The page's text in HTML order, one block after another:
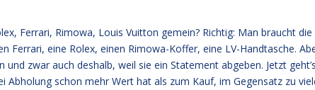
Ferrari, Rimowa, Louis Vuitton gemein? Richtig: Man braucht
Ferrari, eine Rolex, einen Rimowa-Koffer, eine LV-Handtasche.
zwar auch deshalb, weil sie ein Statement abgeben. Jetzt
Abholung schon mehr Wert hat als zum Kauf, im Gegensatz zu